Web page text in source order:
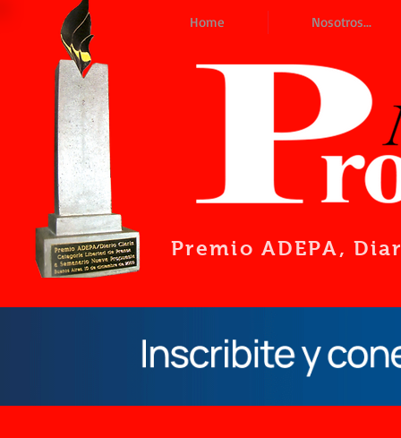
Home Nosotros...
Premio ADEPA,